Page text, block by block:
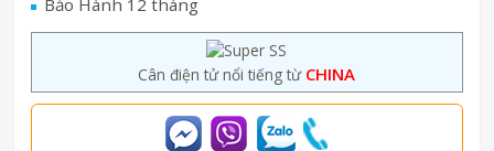
Bảo Hành 12 tháng
Cân điện tử nổi tiếng từ CHINA